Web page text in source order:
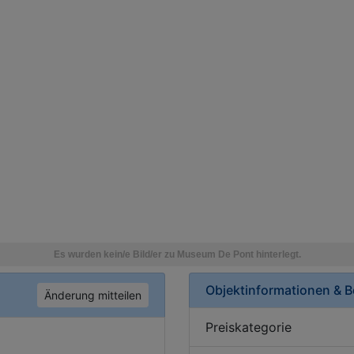
Änderung mitteilen Objektinformationen &
Preiskategorie